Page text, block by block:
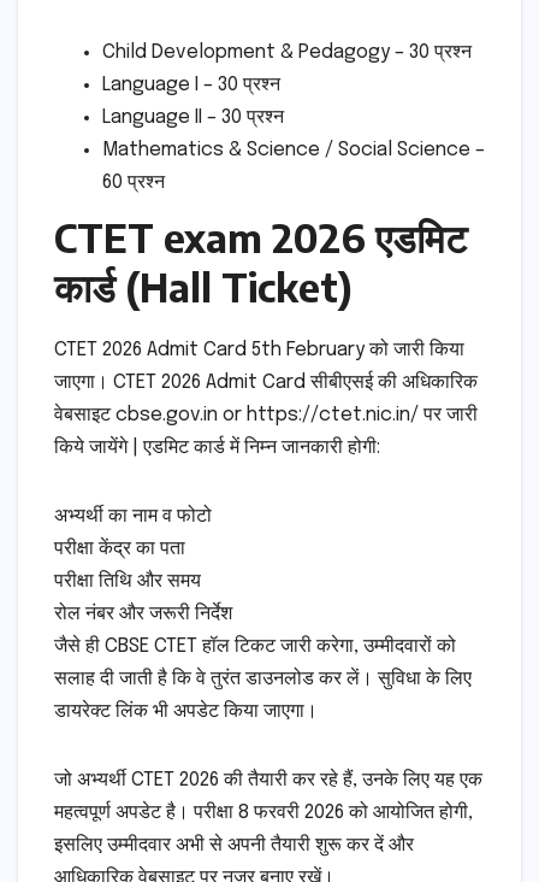
Child Development & Pedagogy – 30 प्रश्न
Language I – 30 प्रश्न
Language II – 30 प्रश्न
Mathematics & Science / Social Science –
60 प्रश्न
CTET exam 2026 एडमिट
कार्ड (Hall Ticket)
CTET 2026 Admit Card 5th February को जारी किया
जाएगा। CTET 2026 Admit Card सीबीएसई की अधिकारिक
वेबसाइट cbse.gov.in or https://ctet.nic.in/ पर जारी
किये जायेंगे | एडमिट कार्ड में निम्न जानकारी होगी:
अभ्यर्थी का नाम व फोटो
परीक्षा केंद्र का पता
परीक्षा तिथि और समय
रोल नंबर और जरूरी निर्देश
जैसे ही CBSE CTET हॉल टिकट जारी करेगा, उम्मीदवारों को
सलाह दी जाती है कि वे तुरंत डाउनलोड कर लें। सुविधा के लिए
डायरेक्ट लिंक भी अपडेट किया जाएगा।
जो अभ्यर्थी CTET 2026 की तैयारी कर रहे हैं, उनके लिए यह एक
महत्वपूर्ण अपडेट है। परीक्षा 8 फरवरी 2026 को आयोजित होगी,
इसलिए उम्मीदवार अभी से अपनी तैयारी शुरू कर दें और